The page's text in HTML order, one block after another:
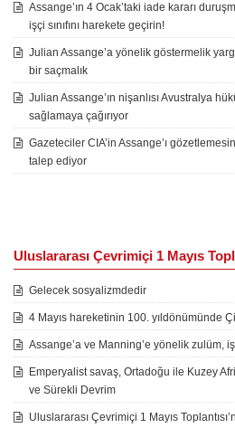
Assange’ın 4 Ocak’taki iade kararı
işçi sınıfını harekete geçirin!
Julian Assange’a yönelik göstermelik
bir saçmalık
Julian Assange’ın nişanlısı Avustralya
sağlamaya çağırıyor
Gazeteciler CIA’in Assange’ı
talep ediyor
Uluslararası Çevrimiçi 1 Mayıs
Gelecek sosyalizmdedir
4 Mayıs hareketinin 100. yıldönümünde
Assange’a ve Manning’e yönelik zulüm,
Emperyalist savaş, Ortadoğu ile Kuzey
ve Sürekli Devrim
Uluslararası Çevrimiçi 1 Mayıs